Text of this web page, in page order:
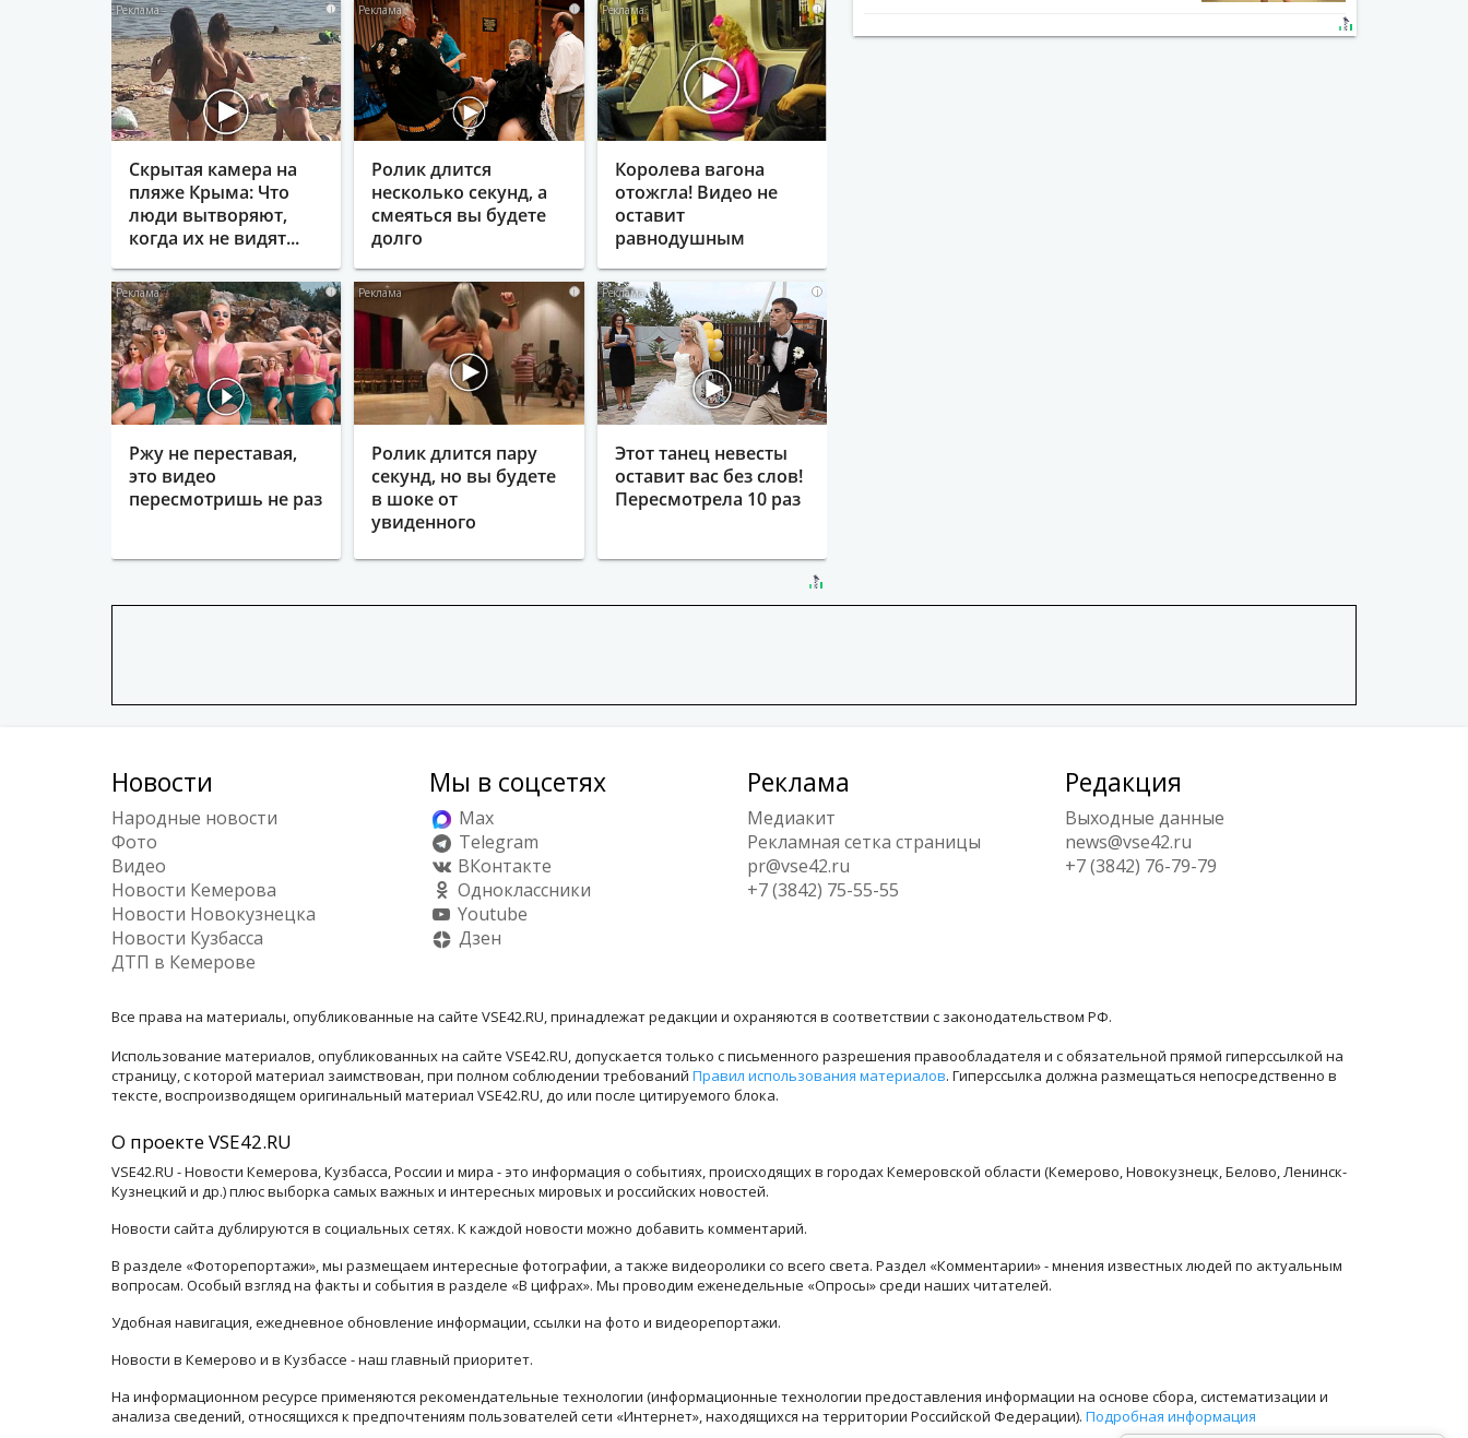
i
Скрытая камера на
пляже Крыма: Что
люди вытворяют,
когда их не видят...
i
Ролик длится
несколько секунд, а
смеяться вы будете
долго
i
Королева вагона
отожгла! Видео не
оставит
равнодушным
i
Ржу не переставая,
это видео
пересмотришь не раз
i
Ролик длится пару
секунд, но вы будете
в шоке от
увиденного
i
Этот танец невесты
оставит вас без слов!
Пересмотрела 10 раз
Новости
Народные новости
Фото
Видео
Новости Кемерова
Новости Новокузнецка
Новости Кузбасса
ДТП в Кемерове
Мы в соцсетях
Max
Telegram
ВКонтакте
Одноклассники
Youtube
Дзен
Реклама
Медиакит
Рекламная сетка страницы
pr@vse42.ru
+7 (3842) 75-55-55
Редакция
Выходные данные
news@vse42.ru
+7 (3842) 76-79-79
Все права на материалы, опубликованные на сайте VSE42.RU, принадлежат редакции и охраняются в соответствии с законодательством РФ.
Использование материалов, опубликованных на сайте VSE42.RU, допускается только с письменного разрешения правообладателя и с обязательной прямой гиперссылкой на
страницу, с которой материал заимствован, при полном соблюдении требований Правил использования материалов. Гиперссылка должна размещаться непосредственно в
тексте, воспроизводящем оригинальный материал VSE42.RU, до или после цитируемого блока.
О проекте VSE42.RU
VSE42.RU - Новости Кемерова, Кузбасса, России и мира - это информация о событиях, происходящих в городах Кемеровской области (Кемерово, Новокузнецк, Белово, Ленинск-
Кузнецкий и др.) плюс выборка самых важных и интересных мировых и российских новостей.
Новости сайта дублируются в социальных сетях. К каждой новости можно добавить комментарий.
В разделе «Фоторепортажи», мы размещаем интересные фотографии, а также видеоролики со всего света. Раздел «Комментарии» - мнения известных людей по актуальным
вопросам. Особый взгляд на факты и события в разделе «В цифрах». Мы проводим еженедельные «Опросы» среди наших читателей.
Удобная навигация, ежедневное обновление информации, ссылки на фото и видеорепортажи.
Новости в Кемерово и в Кузбассе - наш главный приоритет.
На информационном ресурсе применяются рекомендательные технологии (информационные технологии предоставления информации на основе сбора, систематизации и
анализа сведений, относящихся к предпочтениям пользователей сети «Интернет», находящихся на территории Российской Федерации). Подробная информация